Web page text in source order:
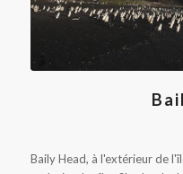
Baily Head, à l'extérieur de